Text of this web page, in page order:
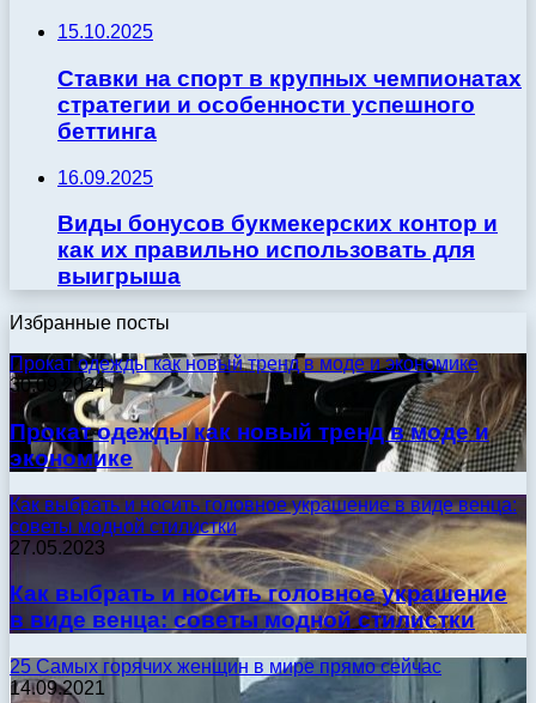
15.10.2025
Ставки на спорт в крупных чемпионатах
стратегии и особенности успешного
беттинга
16.09.2025
Виды бонусов букмекерских контор и
как их правильно использовать для
выигрыша
Избранные посты
Прокат одежды как новый тренд в моде и экономике
30.09.2024
Прокат одежды как новый тренд в моде и
экономике
Как выбрать и носить головное украшение в виде венца:
советы модной стилистки
27.05.2023
Как выбрать и носить головное украшение
в виде венца: советы модной стилистки
25 Самых горячих женщин в мире прямо сейчас
14.09.2021